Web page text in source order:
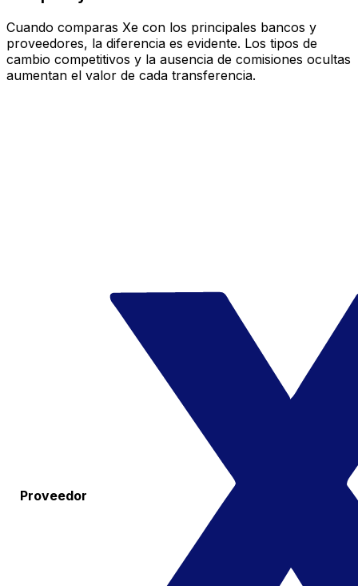
Cuando comparas Xe con los principales bancos y
proveedores, la diferencia es evidente. Los tipos de
cambio competitivos y la ausencia de comisiones ocultas
aumentan el valor de cada transferencia.
Proveedor